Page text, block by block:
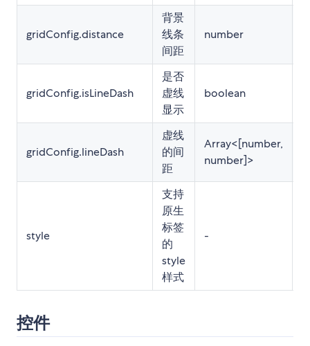
gridConfig.distance
背景
线条
间距
number
gridConfig.isLineDash
是否
虚线
显示
boolean
gridConfig.lineDash
虚线
的间
距
Array<[number,
number]>
style
支持
原生
标签
的
style
样式
-
控件